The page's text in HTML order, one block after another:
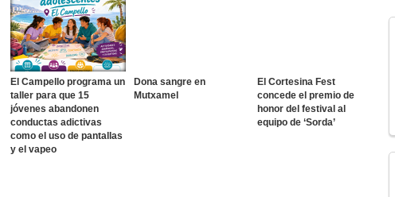
El Campello programa un
taller para que 15
jóvenes abandonen
conductas adictivas
como el uso de pantallas
y el vapeo
Dona sangre en
Mutxamel
El Cortesina Fest
concede el premio de
honor del festival al
equipo de ‘Sorda’